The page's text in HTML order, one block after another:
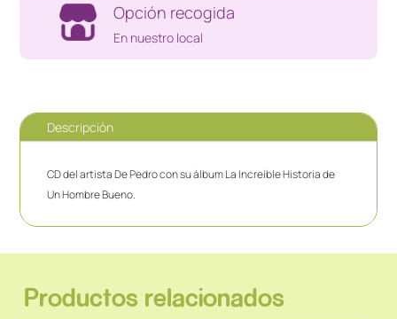
Opción recogida
En nuestro local
Descripción
CD del artista De Pedro con su álbum La Increíble Historia de
Un Hombre Bueno.
Productos relacionados